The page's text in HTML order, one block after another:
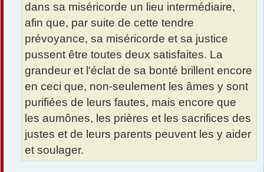
dans sa miséricorde un lieu intermédiaire,
afin que, par suite de cette tendre
prévoyance, sa miséricorde et sa justice
pussent être toutes deux satisfaites. La
grandeur et l'éclat de sa bonté brillent encore
en ceci que, non-seulement les âmes y sont
purifiées de leurs fautes, mais encore que
les aumônes, les prières et les sacrifices des
justes et de leurs parents peuvent les y aider
et soulager.